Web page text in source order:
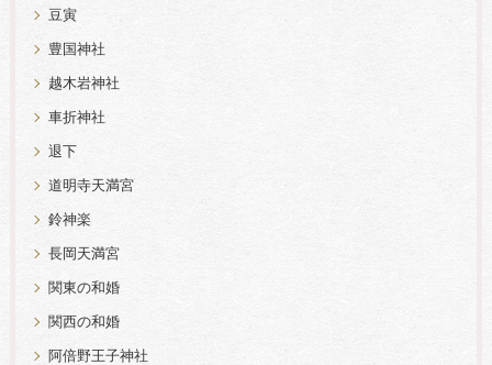
豆寅
豊国神社
越木岩神社
車折神社
退下
道明寺天満宮
鈴神楽
長岡天満宮
関東の和婚
関西の和婚
阿倍野王子神社